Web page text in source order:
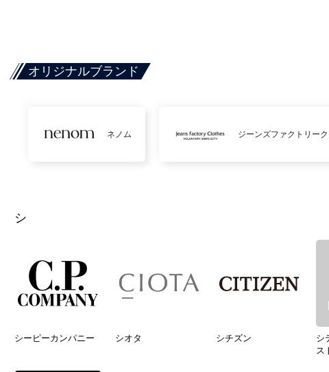
オリジナルブランド
ネノム ジーンズファクトリー
シ
シーピーカンパニー シオタ シチズン
シ
ス